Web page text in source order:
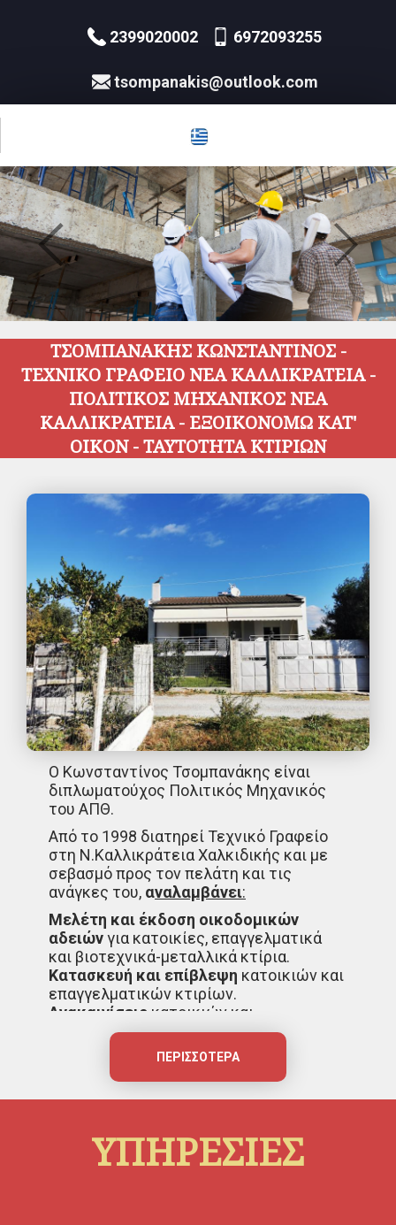
2399020002 6972093255
tsompanakis@outlook.com
ΤΣΟΜΠΑΝΑΚΗΣ ΚΩΝΣΤΑΝΤΙΝΟΣ -
ΤΕΧΝΙΚΟ ΓΡΑΦΕΙΟ ΝΕΑ ΚΑΛΛΙΚΡΑΤΕΙΑ -
ΠΟΛΙΤΙΚΟΣ ΜΗΧΑΝΙΚΟΣ ΝΕΑ
ΚΑΛΛΙΚΡΑΤΕΙΑ - ΕΞΟΙΚΟΝΟΜΩ ΚΑΤ'
ΟΙΚΟΝ - ΤΑΥΤΟΤΗΤΑ ΚΤΙΡΙΩΝ
Ο Κωνσταντίνος Τσομπανάκης είναι
διπλωματούχος Πολιτικός Μηχανικός
του ΑΠΘ.
Από το 1998 διατηρεί Τεχνικό Γραφείο
στη Ν.Καλλικράτεια Χαλκιδικής και με
σεβασμό προς τον πελάτη και τις
ανάγκες του, αναλαμβάνει:
Μελέτη και έκδοση οικοδομικών
αδειώνγια κατοικίες, επαγγελματικά
και βιοτεχνικά-μεταλλικά κτίρια.
Κατασκευή και επίβλεψη κατοικιών και
επαγγελματικών κτιρίων.
Ανακαινίσεις κατοικιών και
επαγγελματικών χώρων (γραφεία,
καταστήματα, καφέ-μπαρ, εστιατόρια,
και τρισδιάστατη παρουσίαση
εσωτερικών και εξωτερικών χώρων.
υφιστάμενες κατασκευές.
Τακτοποίηση αυθαιρέτων κτισμάτων
ΠΕΡΙΣΣΌΤΕΡΑ
ΥΠΗΡΕΣΙΕΣ